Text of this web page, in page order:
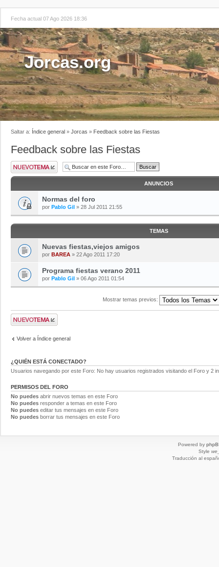
Fecha actual 07 Ago 2026 18:36
Jorcas.org
Saltar a: Índice general » Jorcas » Feedback sobre las Fiestas
Feedback sobre las Fiestas
ANUNCIOS
Normas del foro
por Pablo Gil » 28 Jul 2011 21:55
TEMAS
Nuevas fiestas,viejos amigos
por BAREA » 22 Ago 2011 17:20
Programa fiestas verano 2011
por Pablo Gil » 06 Ago 2011 01:54
Mostrar temas previos:
Volver a Índice general
¿QUIÉN ESTÁ CONECTADO?
Usuarios navegando por este Foro: No hay usuarios registrados visitando el Foro y 2
PERMISOS DEL FORO
No puedes abrir nuevos temas en este Foro
No puedes responder a temas en este Foro
No puedes editar tus mensajes en este Foro
No puedes borrar tus mensajes en este Foro
Powered by
Style
Traducción al